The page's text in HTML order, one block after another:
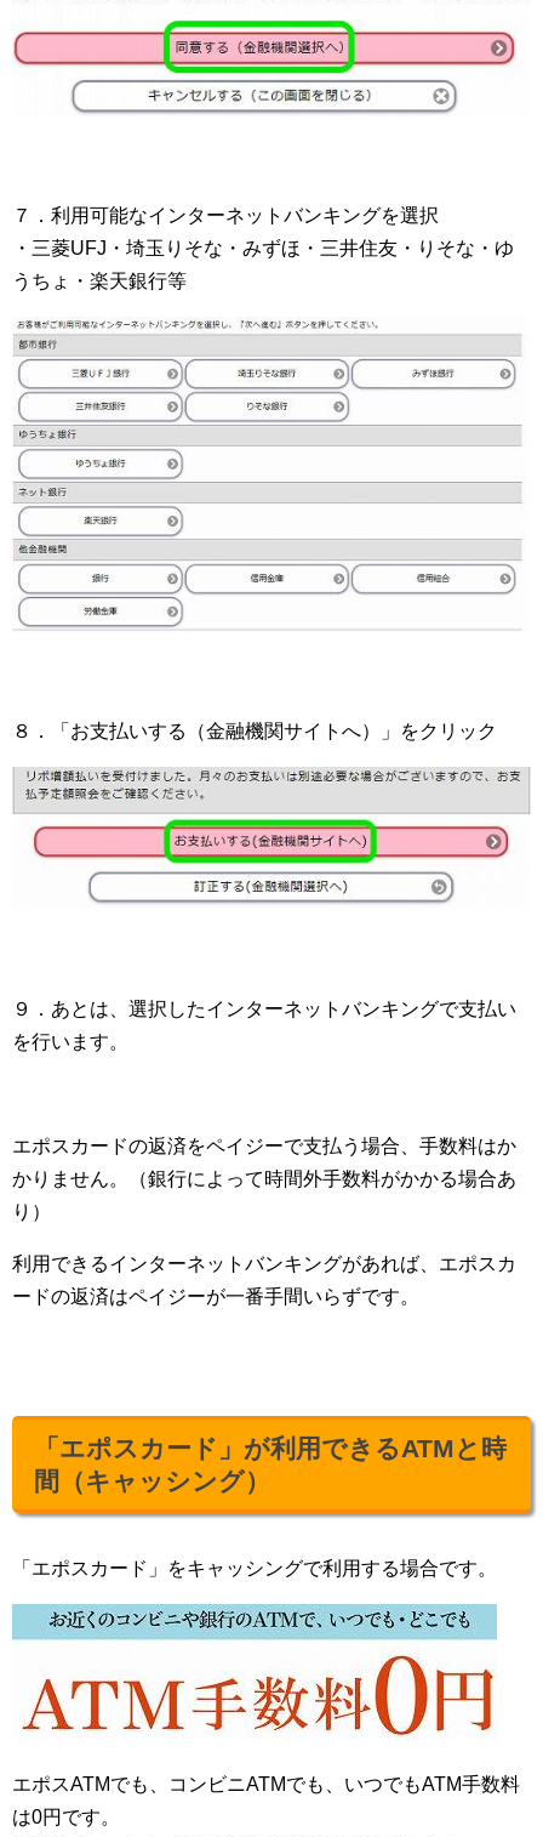
７．利用可能なインターネットバンキングを選択
・三菱UFJ・埼玉りそな・みずほ・三井住友・りそな・ゆ
うちょ・楽天銀行等
８．「お支払いする（金融機関サイトへ）」をクリック
９．あとは、選択したインターネットバンキングで支払い
を行います。
エポスカードの返済をペイジーで支払う場合、手数料はか
かりません。（銀行によって時間外手数料がかかる場合あ
り）
利用できるインターネットバンキングがあれば、エポスカ
ードの返済はペイジーが一番手間いらずです。
「エポスカード」が利用できるATMと時
間（キャッシング）
「エポスカード」をキャッシングで利用する場合です。
エポスATMでも、コンビニATMでも、いつでもATM手数料
は0円です。